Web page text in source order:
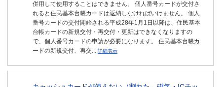
併用して使用することはできません。 個人番号カードが交付さ
れると住民基本台帳カードは返納しなければいけません。 個人
番号カードの交付開始される平成28年1月1日以降は、住民基本
台帳カードの新規交付・再交付・更新はできなくなりますの
で、個人番号カードの申請が必要になります。 住民基本台帳カ
ードの新規交付、再交... 詳細表示